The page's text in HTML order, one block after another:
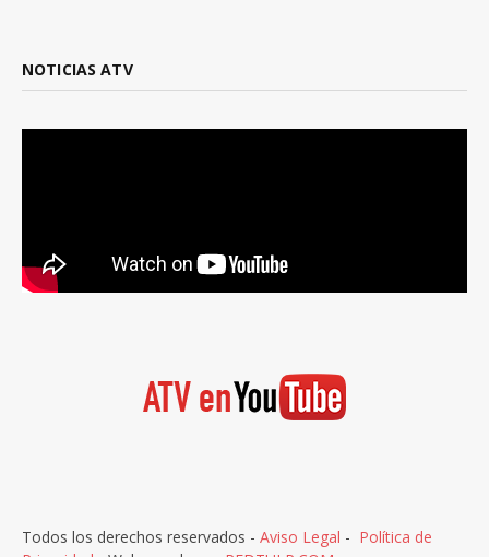
NOTICIAS ATV
Todos los derechos reservados - Aviso Legal - Política de